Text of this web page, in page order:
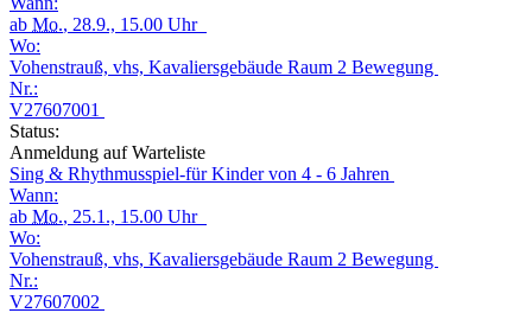
ab Mo., 28.9., 15.00 Uhr
Wo:
Vohenstrauß, vhs, Kavaliersgebäude Raum 2 Bewegung
Nr.:
V27607001
Status:
Anmeldung auf Warteliste
Sing & Rhythmusspiel-für Kinder von 4 - 6 Jahren
Wann:
ab Mo., 25.1., 15.00 Uhr
Wo:
Vohenstrauß, vhs, Kavaliersgebäude Raum 2 Bewegung
Nr.:
V27607002